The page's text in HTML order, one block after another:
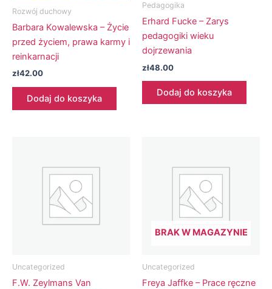
Rozwój duchowy
Barbara Kowalewska – Życie
przed życiem, prawa karmy i
reinkarnacji
zł42.00
Dodaj do koszyka
Pedagogika
Erhard Fucke – Zarys
pedagogiki wieku
dojrzewania
zł48.00
Dodaj do koszyka
Uncategorized
F.W. Zeylmans Van
BRAK W MAGAZYNIE
Uncategorized
Freya Jaffke – Prace ręczne